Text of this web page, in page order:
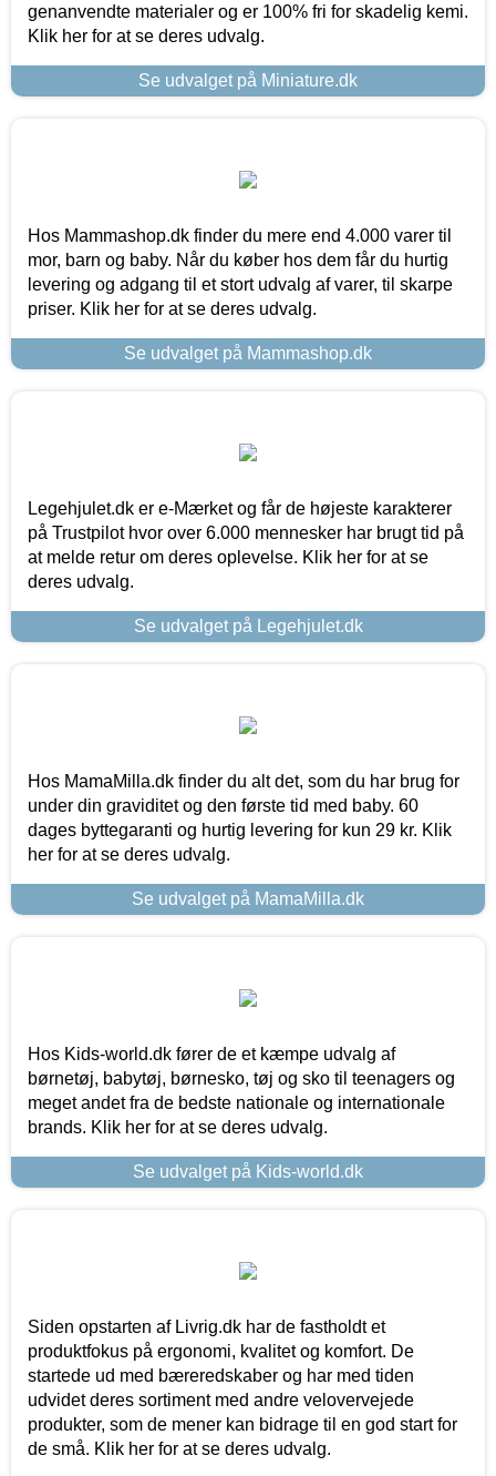
genanvendte materialer og er 100% fri for skadelig kemi.
Klik her for at se deres udvalg.
Se udvalget på Miniature.dk
Hos Mammashop.dk finder du mere end 4.000 varer til
mor, barn og baby. Når du køber hos dem får du hurtig
levering og adgang til et stort udvalg af varer, til skarpe
priser. Klik her for at se deres udvalg.
Se udvalget på Mammashop.dk
Legehjulet.dk er e-Mærket og får de højeste karakterer
på Trustpilot hvor over 6.000 mennesker har brugt tid på
at melde retur om deres oplevelse. Klik her for at se
deres udvalg.
Se udvalget på Legehjulet.dk
Hos MamaMilla.dk finder du alt det, som du har brug for
under din graviditet og den første tid med baby. 60
dages byttegaranti og hurtig levering for kun 29 kr. Klik
her for at se deres udvalg.
Se udvalget på MamaMilla.dk
Hos Kids-world.dk fører de et kæmpe udvalg af
børnetøj, babytøj, børnesko, tøj og sko til teenagers og
meget andet fra de bedste nationale og internationale
brands. Klik her for at se deres udvalg.
Se udvalget på Kids-world.dk
Siden opstarten af Livrig.dk har de fastholdt et
produktfokus på ergonomi, kvalitet og komfort. De
startede ud med bæreredskaber og har med tiden
udvidet deres sortiment med andre velovervejede
produkter, som de mener kan bidrage til en god start for
de små. Klik her for at se deres udvalg.